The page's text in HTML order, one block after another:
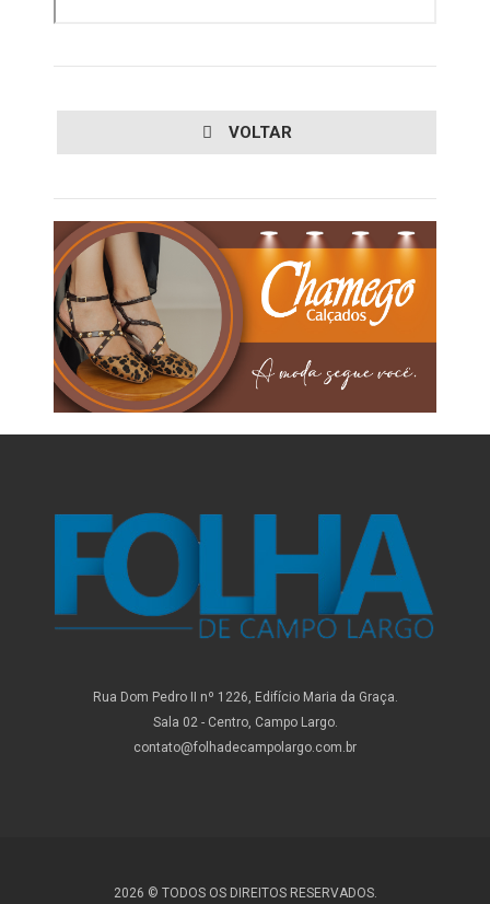
VOLTAR
Rua Dom Pedro II nº 1226, Edifício Maria da Graça.
Sala 02 - Centro, Campo Largo.
contato@folhadecampolargo.com.br
2026 © TODOS OS DIREITOS RESERVADOS.